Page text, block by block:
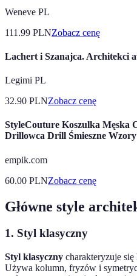
Weneve PL
111.99 PLNZobacz cenę
Lachert i Szanajca. Architekci
Legimi PL
32.90 PLNZobacz cenę
StyleCouture Koszulka Męska
Drillowca Drill Śmieszne Wzory
empik.com
60.00 PLNZobacz cenę
Główne style
1. Styl klasyczny
Styl klasyczny charakteryzuje
Używa kolumn, fryzów i